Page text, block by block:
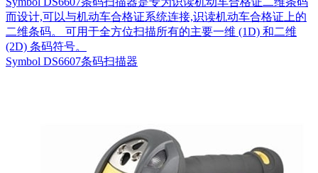
而设计,可以与机动车合格证系统连接,识读机动车合格证上的
二维条码。 可用于全方位扫描所有的主要一维 (1D) 和二维
(2D) 条码符号。
Symbol DS6607条码扫描器